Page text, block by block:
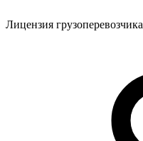
Лицензия грузоперевозчика